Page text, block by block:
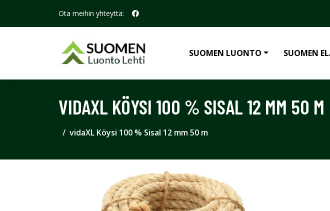
Ota meihin yhteyttä:
SUOMEN LUONTO SUOMEN
VIDAXL KÖYSI 100 % SISAL 12 MM 50 M
vidaXL Köysi 100 % Sisal 12 mm 50 m